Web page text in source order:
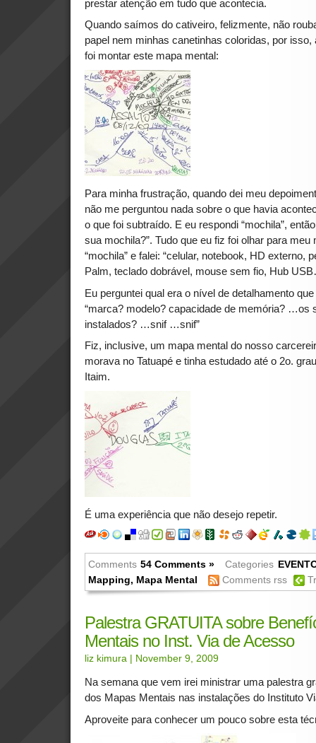
prestar atenção em tudo que acontecia.
Quando saímos do cativeiro, felizmente, não
papel nem minhas canetinhas coloridas, por
foi montar este mapa mental:
Para minha frustração, quando dei meu
não me perguntou nada sobre o que havia
o que foi subtraído. E eu respondi “mochila”,
sua mochila?”. Tudo que eu fiz foi olhar para
“mochila” e falei: “celular, notebook, HD externo,
Palm, teclado dobrável, mouse sem fio, Hub
Eu perguntei qual era o nível de detalhamento
“marca? modelo? capacidade de memória? …os
instalados? …snif …snif”
Fiz, inclusive, um mapa mental do nosso
morava no Tatuapé e tinha estudado até o 2o.
Itaim.
É uma experiência que não desejo repetir.
Comments 54 Comments » Categories
Mapping, Mapa Mental Comments rss
Palestra GRATUITA sobre
Mentais no Inst. Via de Acesso
liz kimura | November 9, 2009
Na semana que vem irei ministrar uma palestra
dos Mapas Mentais nas instalações do Instituto
Aproveite para conhecer um pouco sobre esta